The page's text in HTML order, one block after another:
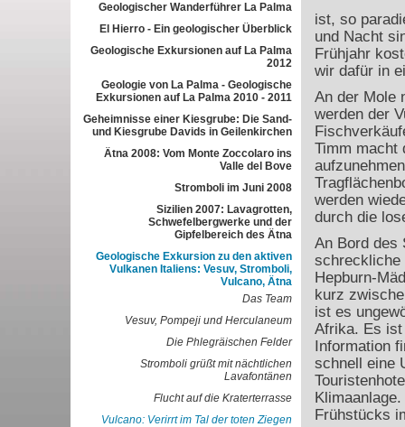
Geologischer Wanderführer La Palma
El Hierro - Ein geologischer Überblick
Geologische Exkursionen auf La Palma
2012
Geologie von La Palma - Geologische
Exkursionen auf La Palma 2010 - 2011
Geheimnisse einer Kiesgrube: Die Sand-
und Kiesgrube Davids in Geilenkirchen
Ätna 2008: Vom Monte Zoccolaro ins
Valle del Bove
Stromboli im Juni 2008
Sizilien 2007: Lavagrotten,
Schwefelbergwerke und der
Gipfelbereich des Ätna
Geologische Exkursion zu den aktiven
Vulkanen Italiens: Vesuv, Stromboli,
Vulcano, Ätna
Das Team
Vesuv, Pompeji und Herculaneum
Die Phlegräischen Felder
Stromboli grüßt mit nächtlichen
Lavafontänen
Flucht auf die Kraterterrasse
Vulcano: Verirrt im Tal der toten Ziegen
ist, so
und Nacht
Frühjahr
wir dafür in
An der Mole
werden der
Timm macht
werden
durch die
An Bord des
schreckliche
Hepburn-
kurz
ist es
Afrika. Es ist
Information
schnell eine
Frühstücks